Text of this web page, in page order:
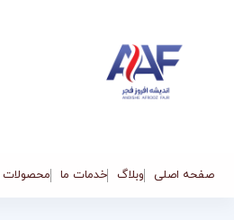
صفحه اصلی وبلاگ خدمات ما محصولات
درصد